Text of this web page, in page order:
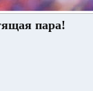
пара!